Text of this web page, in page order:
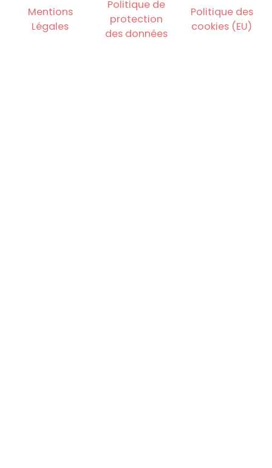
Mentions
Légales
Politique de
protection
des données
Politique des
cookies (EU)